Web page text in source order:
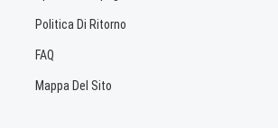
Politica Di Ritorno
FAQ
Mappa Del Sito